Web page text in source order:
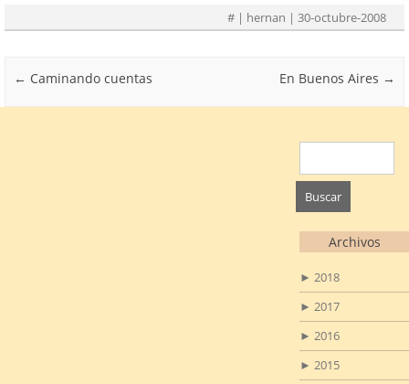
# | hernan | 30-octubre-2008
Post navigation
← Caminando cuentas En Buenos Aires →
Archivos
► 2018
► 2017
► 2016
► 2015